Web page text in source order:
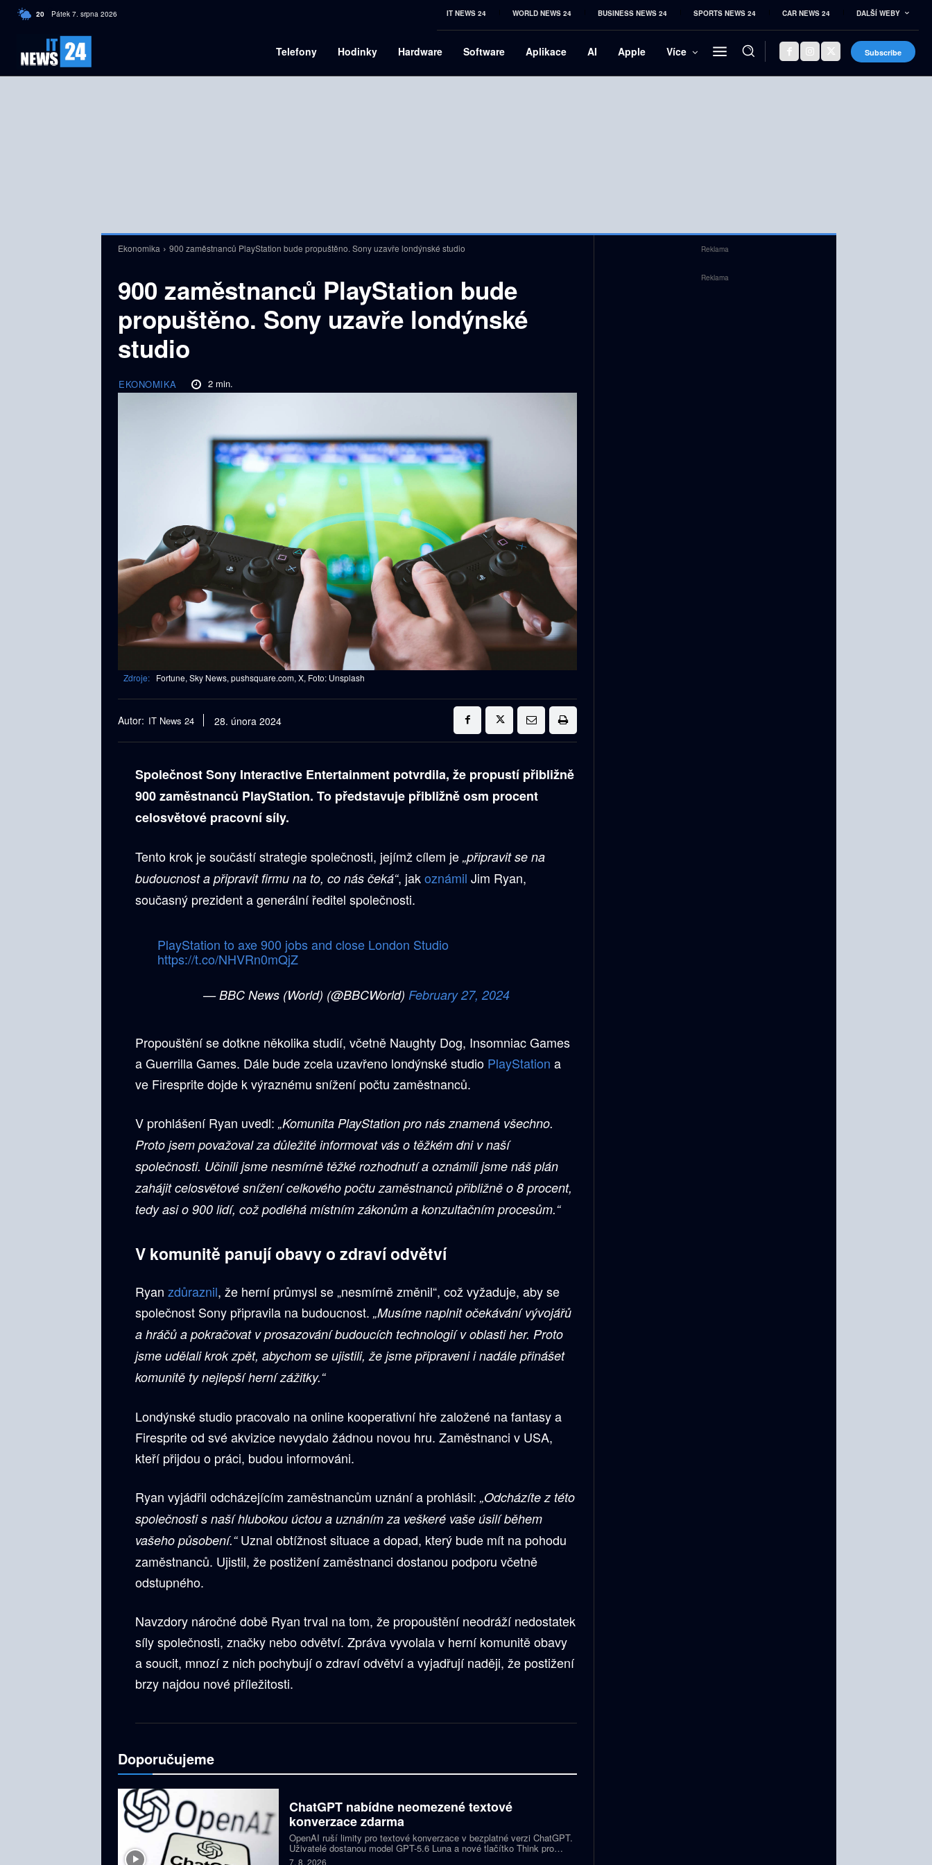
20 C Czech
Pátek 7. srpna 2026 IT NEWS 24 WORLD NEWS 24 BUSINESS NEWS 24 SPORTS NEWS 24 CAR NEWS 24 DALŠÍ WEBY
Telefony Hodinky Hardware Software Aplikace AI Apple Více Subscribe
Ekonomika 900 zaměstnanců PlayStation bude propuštěno. Sony uzavře londýnské studio
900 zaměstnanců PlayStation bude
propuštěno. Sony uzavře londýnské
studio
EKONOMIKA 2min.
Zdroje: Fortune, Sky News, pushsquare.com, X, Foto: Unsplash
Autor: IT News 24 28. února 2024
Společnost Sony Interactive Entertainment potvrdila, že propustí přibližně
900 zaměstnanců PlayStation. To představuje přibližně osm procent
celosvětové pracovní síly.
Tento krok je součástí strategie společnosti, jejímž cílem je „připravit se na
budoucnost a připravit firmu na to, co nás čeká“, jakoznámil Jim Ryan,
současný prezident a generální ředitel společnosti.
PlayStation to axe 900 jobs and close London Studio
https://t.co/NHVRn0mQjZ
— BBC News (World) (@BBCWorld) February 27, 2024
Propouštění se dotkne několika studií, včetně Naughty Dog, Insomniac Games
a Guerrilla Games. Dále bude zcela uzavřeno londýnské studio PlayStation a
ve Firesprite dojde k výraznému snížení počtu zaměstnanců.
V prohlášení Ryan uvedl: „Komunita PlayStation pro nás znamená všechno.
Proto jsem považoval za důležité informovat vás o těžkém dni v naší
společnosti. Učinili jsme nesmírně těžké rozhodnutí a oznámili jsme náš plán
zahájit celosvětové snížení celkového počtu zaměstnanců přibližně o 8 procent,
tedy asi o 900 lidí, což podléhá místním zákonům a konzultačním procesům.“
V komunitě panují obavy o zdraví odvětví
Ryan zdůraznil, že herní průmysl se „nesmírně změnil“, což vyžaduje, aby se
společnost Sony připravila na budoucnost. „Musíme naplnit očekávání vývojářů
a hráčů a pokračovat v prosazování budoucích technologií v oblasti her. Proto
jsme udělali krok zpět, abychom se ujistili, že jsme připraveni i nadále přinášet
komunitě ty nejlepší herní zážitky.“
Londýnské studio pracovalo na online kooperativní hře založené na fantasy a
Firesprite od své akvizice nevydalo žádnou novou hru. Zaměstnanci v USA,
kteří přijdou o práci, budou informováni.
Ryan vyjádřil odcházejícím zaměstnancům uznání a prohlásil: „Odcházíte z této
společnosti s naší hlubokou úctou a uznáním za veškeré vaše úsilí během
vašeho působení.“Uznal obtížnost situace a dopad, který bude mít na pohodu
zaměstnanců. Ujistil, že postižení zaměstnanci dostanou podporu včetně
odstupného.
Navzdory náročné době Ryan trval na tom, že propouštění neodráží nedostatek
síly společnosti, značky nebo odvětví. Zpráva vyvolala v herní komunitě obavy
a soucit, mnozí z nich pochybují o zdraví odvětví a vyjadřují naději, že postižení
brzy najdou nové příležitosti.
Doporučujeme
ChatGPT nabídne neomezené textové
konverzace zdarma
OpenAI ruší limity pro textové konverzace v bezplatné verzi ChatGPT.
Uživatelé dostanou model GPT-5.6 Luna a nové tlačítko Think pro
složitější otázky. Předplatitelům Plus a Pro firma zpřístupňuje upravený
7. 8. 2026
Reklama
Reklama